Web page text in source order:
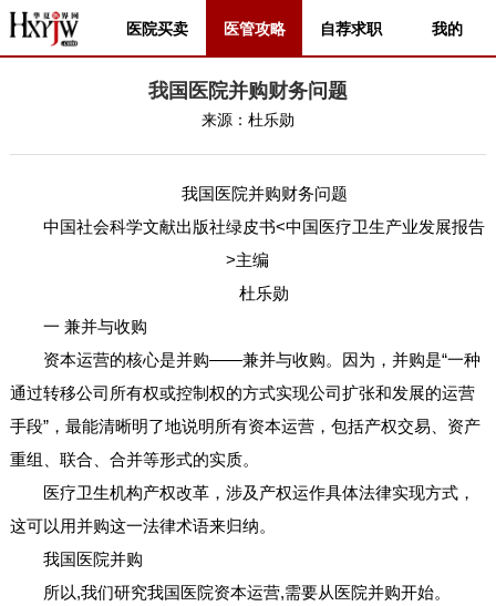
医院买卖 医管攻略 自荐求职 我的
我国医院并购财务问题
来源： 杜乐勋
我国医院并购财务问题
中国社会科学文献出版社绿皮书<中国医疗卫生产业发展报告
>主编
杜乐勋
一 兼并与收购
资本运营的核心是并购——兼并与收购。因为，并购是“一种
通过转移公司所有权或控制权的方式实现公司扩张和发展的运营
手段”，最能清晰明了地说明所有资本运营，包括产权交易、资产
重组、联合、合并等形式的实质。
医疗卫生机构产权改革，涉及产权运作具体法律实现方式，
这可以用并购这一法律术语来归纳。
我国医院并购
所以,我们研究我国医院资本运营,需要从医院并购开始。